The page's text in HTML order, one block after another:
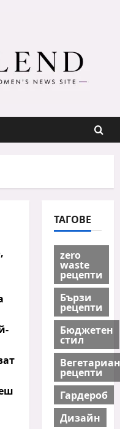
ТАГОВЕ
zero
waste
рецепти
Бързи
рецепти
Бюджетен
стил
рецепти
Гардероб
Дизайн